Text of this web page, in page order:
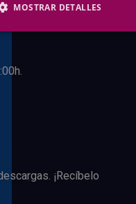
¡Recíbelo
MOSTRAR DETALLES